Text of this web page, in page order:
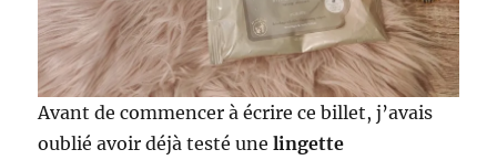
Avant de commencer à écrire ce billet, j’avais
oublié avoir déjà testé une lingette